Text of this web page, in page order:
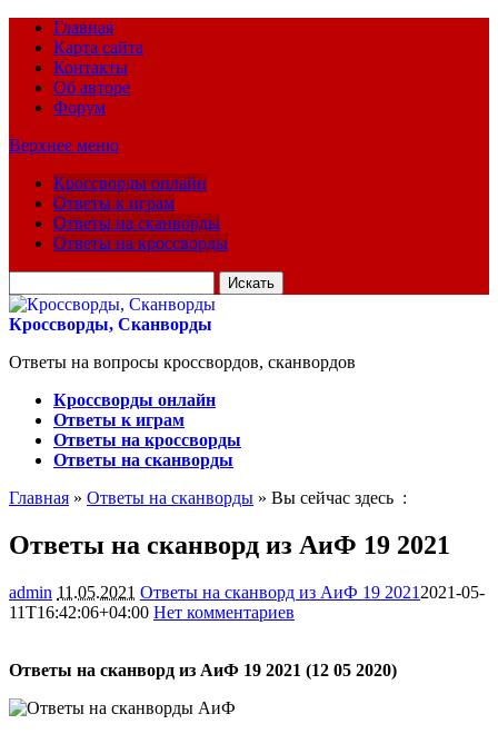
Главная
Карта сайта
Контакты
Об авторе
Форум
Верхнее меню
Кроссворды онлайн
Ответы к играм
Ответы на сканворды
Ответы на кроссворды
для:
Кроссворды, Сканворды
Ответы на вопросы кроссвордов, сканвордов
Кроссворды онлайн
Ответы к играм
Ответы на кроссворды
Ответы на сканворды
Главная » Ответы на сканворды » Вы сейчас здесь :
Ответы на сканворд из АиФ 19 2021
admin 11.05.2021 Ответы на сканворд из АиФ 19 2021 2021-05-
11T16:42:06+04:00 Нет комментариев
Ответы на сканворд из АиФ 19 2021 (12 05 2020)